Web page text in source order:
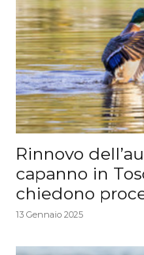
Rinnovo
capanno in
chiedono
13 Gennaio 2025